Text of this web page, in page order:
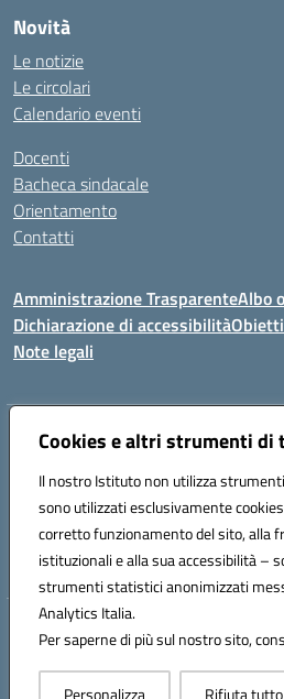
Cookies e altri strumenti di
Il nostro Istituto non utilizza
sono utilizzati esclusivamente
corretto funzionamento del sito, alla
istituzionali e alla sua accessibilità –
strumenti statistici anonimizzati
Analytics Italia.
Per saperne di più sul nostro sito,
Personalizza Rifiuta tutto
Novità
Le notizie
Le circolari
Calendario eventi
Docenti
Bacheca sindacale
Orientamento
Contatti
Amministrazione TrasparenteAlbo
Dichiarazione di accessibilità
Note legali
Indirizzo:Viale P. Togliatti snc 67039
Posta elettronica certificata (PEC):
Codice fiscale: 92025400661
Codice meccanografico: AQIS01900G
Hosting & Powered by
Concept & Design by